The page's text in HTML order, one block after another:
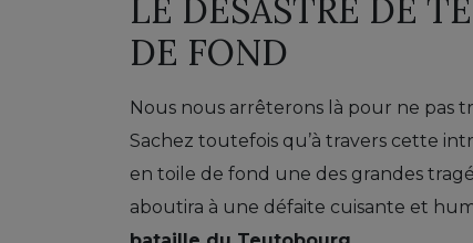
LE DÉSASTRE DE
DE FOND
Nous nous arrêterons là pour ne pas
Sachez toutefois qu’à travers cette
en toile de fond une des grandes
aboutira à une défaite cuisante et